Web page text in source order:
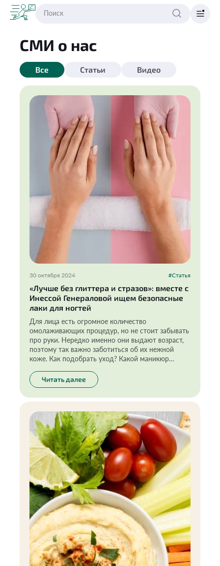
СМИ о нас
Все Статьи Видео
30 октября 2024 #Статья
«Лучше без глиттера и стразов»: вместе с
Инессой Генераловой ищем безопасные
лаки для ногтей
Для лица есть огромное количество
омолаживающих процедур, но не стоит забывать
про руки. Нередко именно они выдают возраст,
поэтому так важно заботиться об их нежной
коже. Как подобрать уход? Какой маникюр
Читать далее